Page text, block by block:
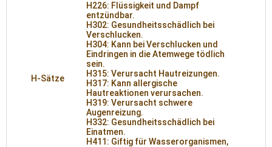
H-Sätze
H226: Flüssigkeit und Dampf
entzündbar.
H302: Gesundheitsschädlich bei
Verschlucken.
H304: Kann bei Verschlucken und
Eindringen in die Atemwege tödlich
sein.
H315: Verursacht Hautreizungen.
H317: Kann allergische
Hautreaktionen verursachen.
H319: Verursacht schwere
Augenreizung.
H332: Gesundheitsschädlich bei
Einatmen.
H411: Giftig für Wasserorganismen,